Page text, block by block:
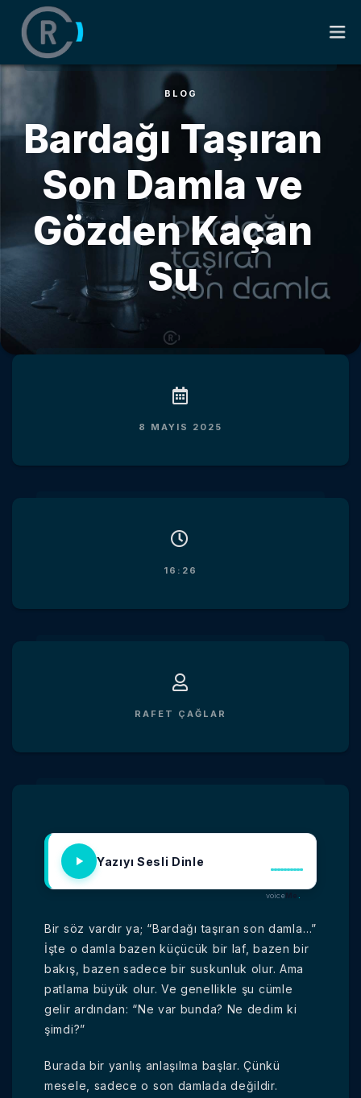
ANASAYFA
HAKKIMDA
KITAPLAR
SÖZLER
BLOG
BLOG
Bardağı Taşıran
Son Damla ve
Gözden Kaçan
Su
8 MAYIS 2025
16:26
RAFET ÇAĞLAR
Yazıyı Sesli Dinle
voice
Bir söz vardır ya; “Bardağı taşıran son damla…”
İşte o damla bazen küçücük bir laf, bazen bir
bakış, bazen sadece bir suskunluk olur. Ama
patlama büyük olur. Ve genellikle şu cümle
gelir ardından: “Ne var bunda? Ne dedim ki
şimdi?”
Burada bir yanlış anlaşılma başlar. Çünkü
mesele, sadece o son damlada değildir.